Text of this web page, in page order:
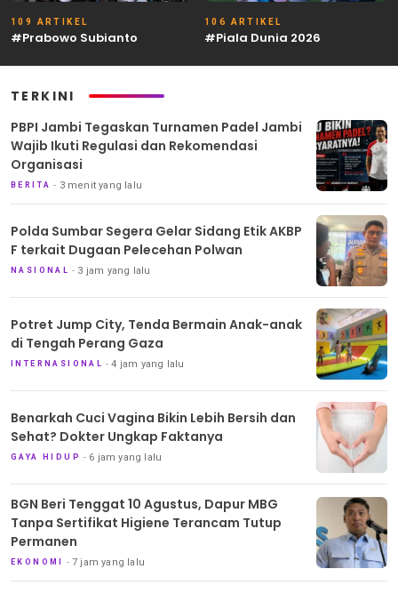
109 ARTIKEL
#Prabowo Subianto
106 ARTIKEL
#Piala Dunia 2026
TERKINI
PBPI Jambi Tegaskan Turnamen Padel Jambi
Wajib Ikuti Regulasi dan Rekomendasi
Organisasi
BERITA 3 menit yang lalu
Polda Sumbar Segera Gelar Sidang Etik AKBP
F terkait Dugaan Pelecehan Polwan
NASIONAL 3 jam yang lalu
Potret Jump City, Tenda Bermain Anak-anak
di Tengah Perang Gaza
INTERNASIONAL 4 jam yang lalu
Benarkah Cuci Vagina Bikin Lebih Bersih dan
Sehat? Dokter Ungkap Faktanya
GAYA HIDUP 6 jam yang lalu
BGN Beri Tenggat 10 Agustus, Dapur MBG
Tanpa Sertifikat Higiene Terancam Tutup
Permanen
EKONOMI 7 jam yang lalu